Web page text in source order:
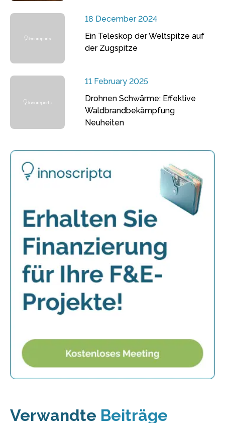
18 December 2024
Ein Teleskop der Weltspitze auf
der Zugspitze
11 February 2025
Drohnen Schwärme: Effektive
Waldbrandbekämpfung
Neuheiten
Verwandte Beiträge